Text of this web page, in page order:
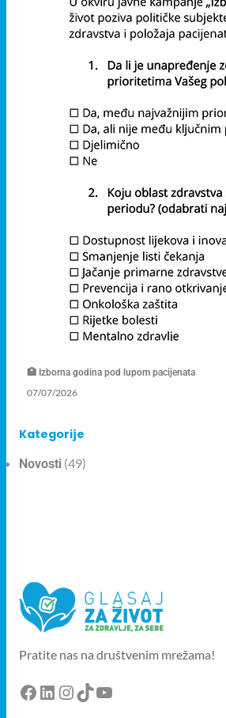
🏥 Izborna godina pod lupom pacijenata
07/07/2026
Kategorije
Novosti (49)
Pratite nas na društvenim mrežama!